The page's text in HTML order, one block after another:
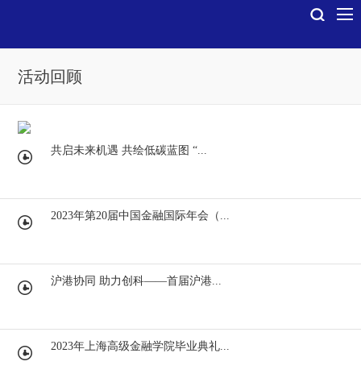
活动回顾
共启未来机遇 共绘低碳蓝图 “...
2023年第20届中国金融国际年会（...
沪港协同 助力创科——首届沪港...
2023年上海高级金融学院毕业典礼...